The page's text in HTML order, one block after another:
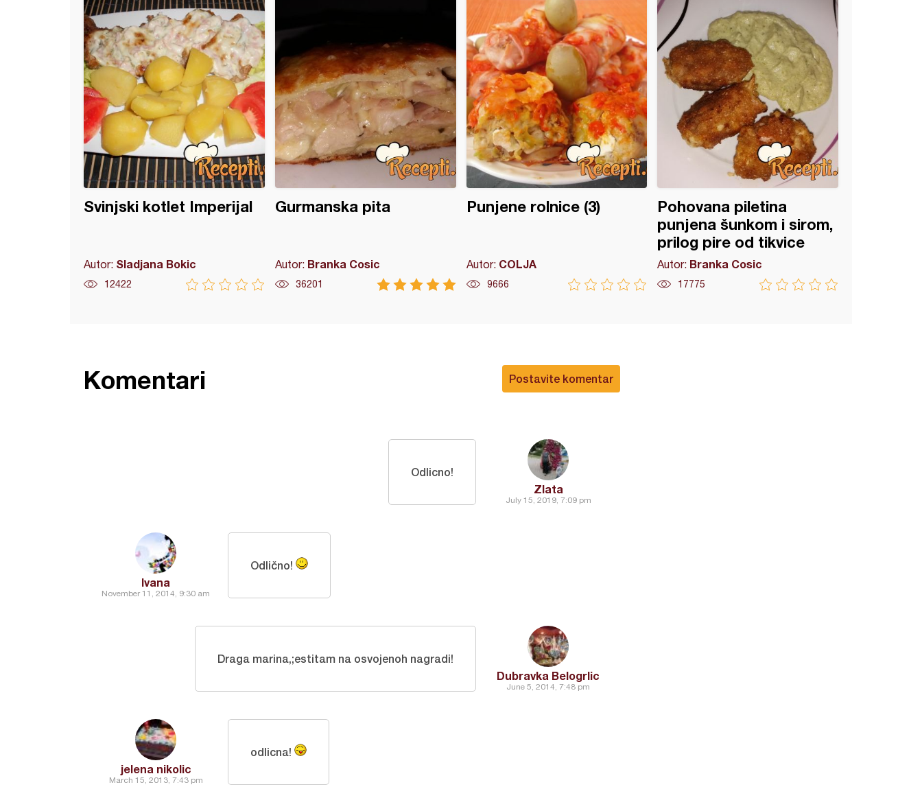
Svinjski kotlet Imperijal
Autor: Sladjana Bokic
12422
Gurmanska pita
Autor: Branka Cosic
36201
Punjene rolnice (3)
Autor: COLJA
9666
Pohovana piletina
punjena šunkom i sirom,
prilog pire od tikvice
Autor: Branka Cosic
17775
Postavite komentar
Komentari
Zlata
July 15, 2019, 7:09 pm
Odlicno!
Ivana
November 11, 2014, 9:30 am
Odlično!
Dubravka Belogrlic
June 5, 2014, 7:48 pm
Draga marina,;estitam na osvojenoh nagradi!
jelena nikolic
March 15, 2013, 7:43 pm
odlicna!